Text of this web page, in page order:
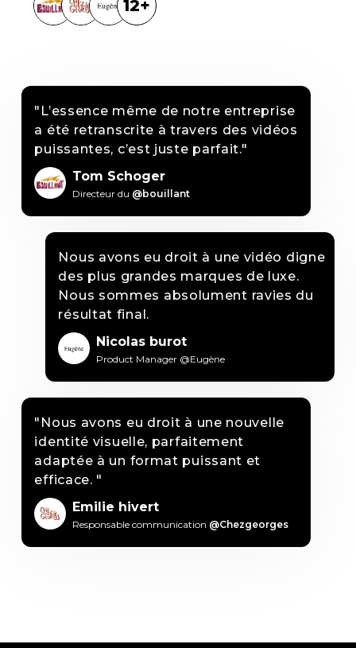
12+
"L’essence même de notre entreprise
a été retranscrite à travers des vidéos
puissantes, c’est juste parfait."
Tom Schoger
Directeur du @bouillant
Nous avons eu droit à une vidéo digne
des plus grandes marques de luxe.
Nous sommes absolument ravies du
résultat final.
Nicolas burot
Product Manager @Eugène
"Nous avons eu droit à une nouvelle
identité visuelle, parfaitement
adaptée à un format puissant et
efficace. "
Emilie hivert
Responsable communication @Chezgeorges